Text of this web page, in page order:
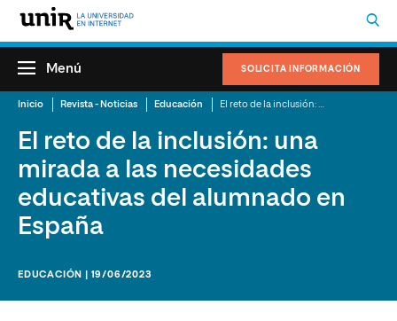
SOLICITA INFORMACIÓN
Menú
Inicio Revista - Noticias Educación
El reto de la inclusión: una
mirada a las necesidades
educativas del alumnado en
España
EDUCACIÓN | 19/06/2023